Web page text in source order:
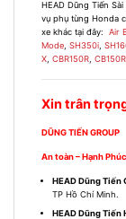
HEAD Dũng Tiến
vụ phụ tùng Honda
xe khác tại đây: Air
Mode, SH350i,
X, CBR150R, CB150R
Xin trân
DŨNG TIẾN GROUP
An toàn – Hạnh Phúc
HEAD Dũng Tiến
TP Hồ Chí Minh.
HEAD Dũng Tiến